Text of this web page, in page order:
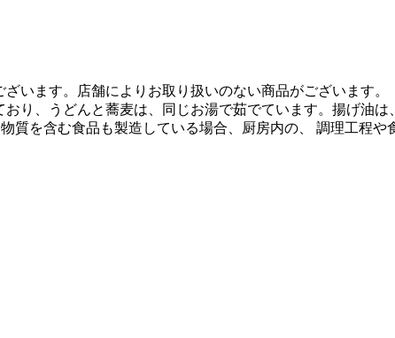
います。店舗によりお取り扱いのない商品がございます。
り、うどんと蕎麦は、同じお湯で茹でています。揚げ油
質を含む食品も製造している場合、厨房内の、 調理工程